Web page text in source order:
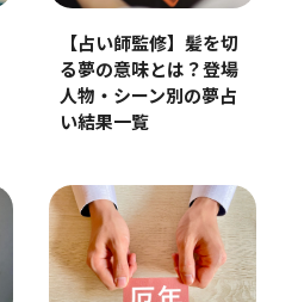
【占い師監修】髪を切
る夢の意味とは？登場
人物・シーン別の夢占
い結果一覧